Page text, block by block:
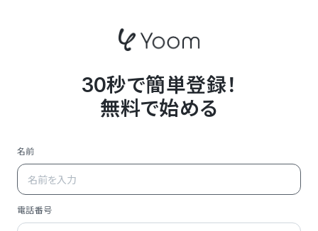
30秒で簡単登録！
無料で始める
名前
電話番号